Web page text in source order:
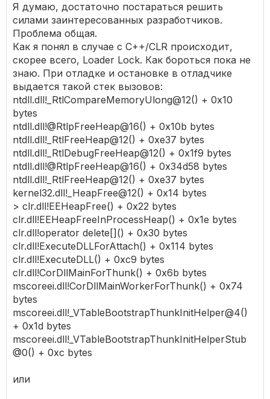
Я думаю, достаточно постараться решить
силами заинтересованных разработчиков.
Проблема общая.
Как я понял в случае с C++/CLR происходит,
скорее всего, Loader Lock. Как бороться пока не
знаю. При отладке и остановке в отладчике
выдается такой стек вызовов:
ntdll.dll!_RtlCompareMemoryUlong@12() + 0x10
bytes
ntdll.dll!@RtlpFreeHeap@16() + 0x10b bytes
ntdll.dll!_RtlFreeHeap@12() + 0xe37 bytes
ntdll.dll!_RtlDebugFreeHeap@12() + 0x1f9 bytes
ntdll.dll!@RtlpFreeHeap@16() + 0x34d58 bytes
ntdll.dll!_RtlFreeHeap@12() + 0xe37 bytes
kernel32.dll!_HeapFree@12() + 0x14 bytes
> clr.dll!EEHeapFree() + 0x22 bytes
clr.dll!EEHeapFreeInProcessHeap() + 0x1e bytes
clr.dll!operator delete[]() + 0x30 bytes
clr.dll!ExecuteDLLForAttach() + 0x114 bytes
clr.dll!ExecuteDLL() + 0xc9 bytes
clr.dll!CorDllMainForThunk() + 0x6b bytes
mscoreei.dll!CorDllMainWorkerForThunk() + 0x74
bytes
mscoreei.dll!_VTableBootstrapThunkInitHelper@4()
+ 0x1d bytes
mscoreei.dll!_VTableBootstrapThunkInitHelperStub
@0() + 0xc bytes
или